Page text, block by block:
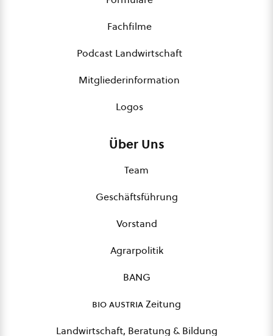
Fachfilme
Podcast Landwirtschaft
Mitgliederinformation
Logos
Über Uns
Team
Geschäftsführung
Vorstand
Agrarpolitik
BANG
bio austriaZeitung
Landwirtschaft, Beratung & Bildung